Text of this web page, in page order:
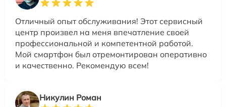
Отличный опыт обслуживания! Этот сервисный
центр произвел на меня впечатление своей
профессиональной и компетентной работой.
Мой смартфон был отремонтирован оперативно
и качественно. Рекомендую всем!
Никулин Роман